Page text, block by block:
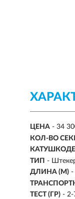
ЦЕНА - 34
КОЛ-ВО
ТИП -
ДЛИНА (М) -
ТЕСТ (ГР) - 2-